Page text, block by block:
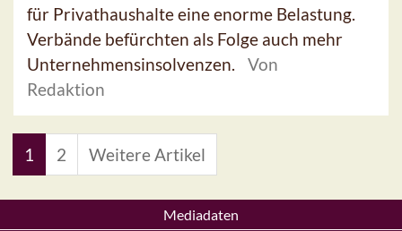
für Privathaushalte eine enorme Belastung.
Verbände befürchten als Folge auch mehr
Unternehmensinsolvenzen.
Von
Redaktion
1 2 Weitere Artikel
Mediadaten